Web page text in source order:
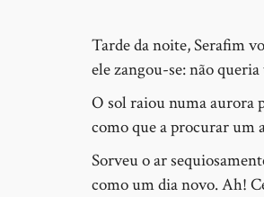
Tarde da noite, Serafim
ele zangou-se: não
O sol raiou numa aurora
como que a procurar um
Sorveu o ar
como um dia novo. Ah!